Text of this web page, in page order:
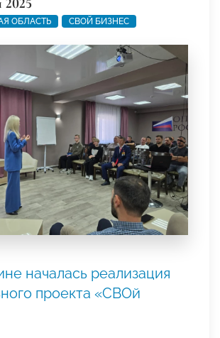
ОБЛАСТЬ СВОЙ БИЗНЕС
началась реализация
проекта «СВОй